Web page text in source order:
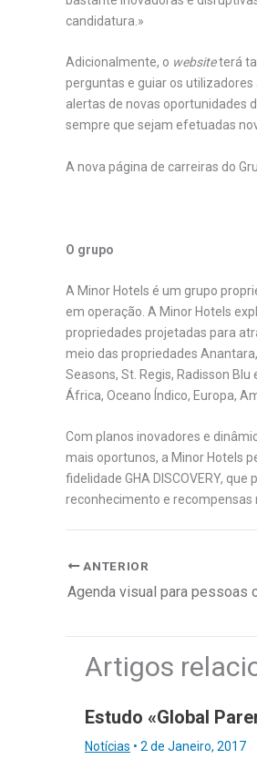
candidatura.»
Adicionalmente, o websiteterá
perguntas e guiar os
alertas de novas oportunidades
sempre que sejam efetuadas
A nova página de carreiras do
O grupo
A Minor Hotels é um grupo
em operação. A Minor Hotels
propriedades projetadas para
meio das propriedades
Seasons, St. Regis, Radisson
África, Oceano Índico, Europa,
Com planos inovadores e
mais oportunos, a Minor Hotels
fidelidade GHA DISCOVERY,
reconhecimento e recompensas
ANTERIOR
Artigos
Estudo «Global
Notícias • 2 de Janeiro, 2017